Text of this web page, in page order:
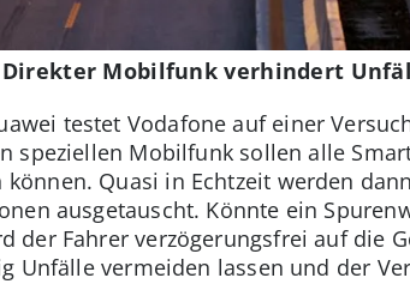
Direkter Mobilfunk verhindert
testet Vodafone auf einer
speziellen Mobilfunk sollen alle
Quasi in Echtzeit werden
ausgetauscht. Könnte ein
der Fahrer verzögerungsfrei auf die
Unfälle vermeiden lassen und der